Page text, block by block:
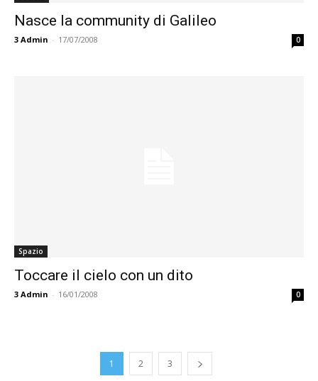
Nasce la community di Galileo
3 Admin - 17/07/2008 0
Spazio
Toccare il cielo con un dito
3 Admin - 16/01/2008 0
1 2 3